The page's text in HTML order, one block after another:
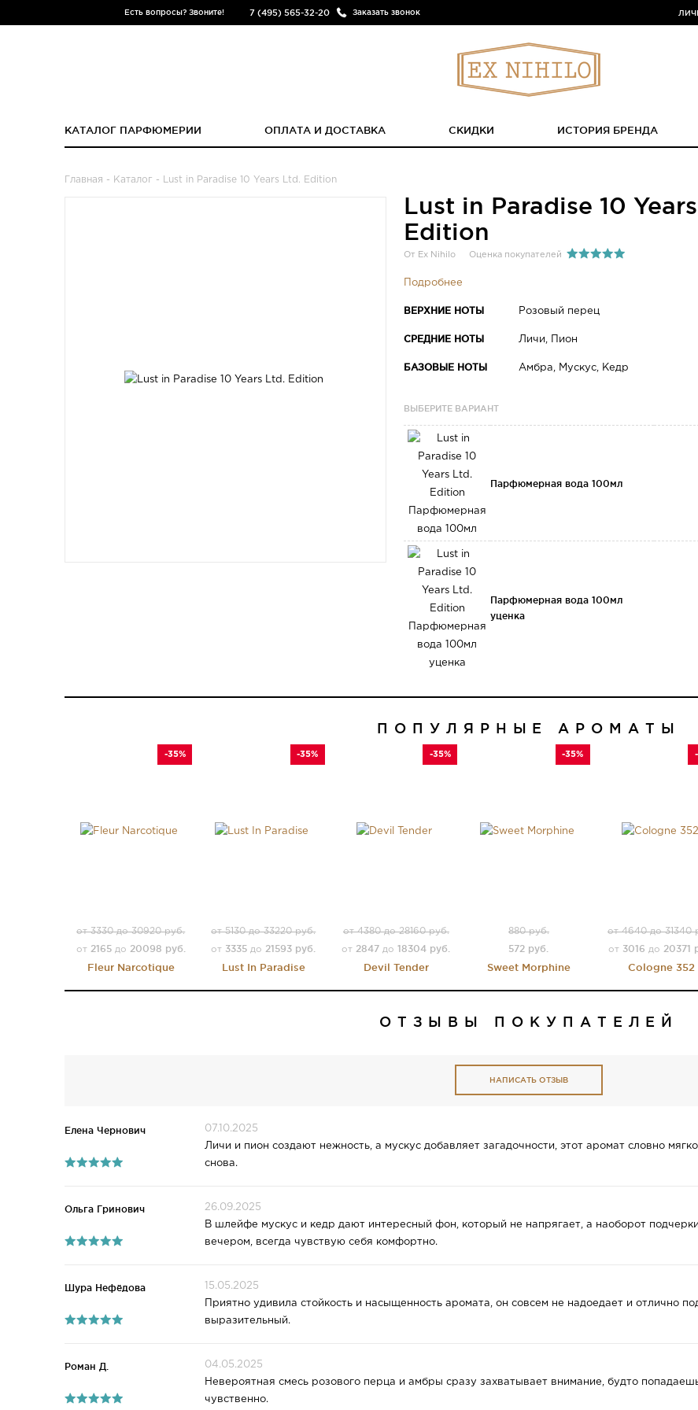
Есть вопросы? Звоните! 7 (495) 565-32-20 Заказать звонок
КАТАЛОГ ПАРФЮМЕРИИ ОПЛАТА И ДОСТАВКА СКИДКИ ИСТОРИЯ БРЕНДА
Главная - Каталог - Lust in Paradise 10 Years Ltd. Edition
Lust in Paradise 10
Edition
От Ex Nihilo Оценка покупателей
Подробнее
ВЕРХНИЕ НОТЫ Розовый перец
СРЕДНИЕ НОТЫ Личи, Пион
БАЗОВЫЕ НОТЫ Амбра, Мускус, Кедр
ВЫБЕРИТЕ ВАРИАНТ
Парфюмерная вода 100мл
Парфюмерная вода 100мл
уценка
ПОПУЛЯРНЫЕ АРОМАТЫ
-35%
от 3330 до 30920 руб.
от 2165до 20098 руб.
Fleur Narcotique
-35%
от 5130 до 33220 руб.
от 3335 до 21593 руб.
Lust In Paradise
-35%
от 4380 до 28160 руб.
от 2847 до18304 руб.
Devil Tender
-35%
880 руб.
572 руб.
Sweet Morphine
от 4640 до 31340
от 3016 до 20371
Cologne 352
ОТЗЫВЫ ПОКУПАТЕЛЕЙ
НАПИСАТЬ ОТЗЫВ
Елена Чернович
07.10.2025
Личи и пион создают нежность, а мускус добавляет загадочности, этот аромат словно
снова.
Ольга Гринович
26.09.2025
В шлейфе мускус и кедр дают интересный фон, который не напрягает, а наоборот
вечером, всегда чувствую себя комфортно.
Шура Нефёдова
15.05.2025
Приятно удивила стойкость и насыщенность аромата, он совсем не надоедает и отлично
выразительный.
Роман Д.
04.05.2025
Невероятная смесь розового перца и амбры сразу захватывает внимание, будто
чувственно.